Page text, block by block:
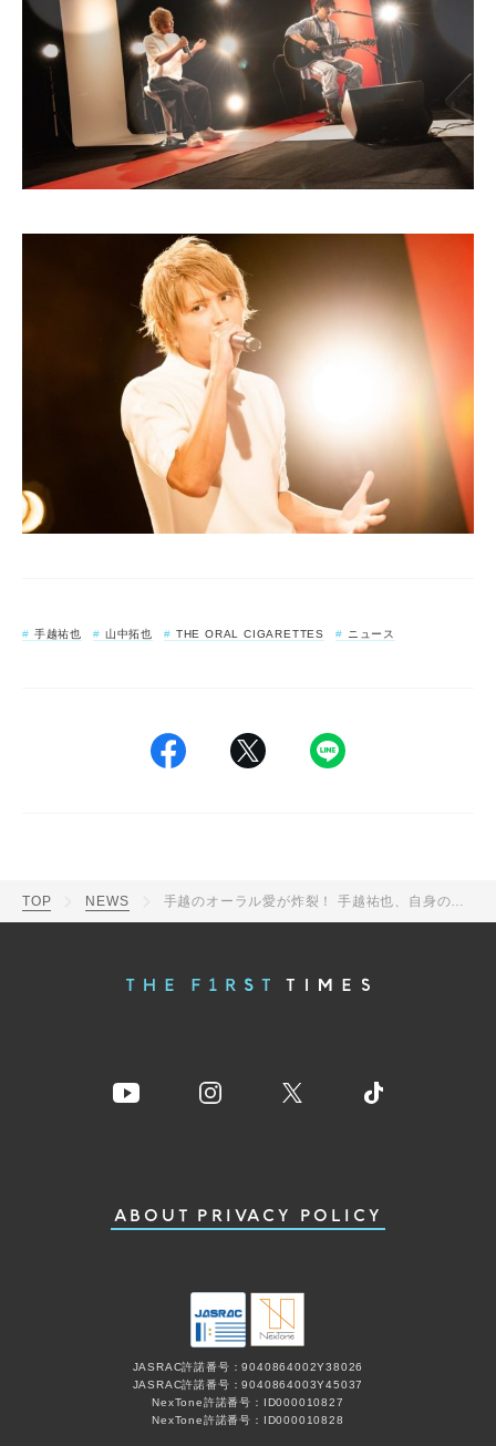
手越祐也 山中拓也 THE ORAL CIGARETTES ニュース
TOP NEWS 手越のオーラル愛が炸裂！ 手越祐也、自身の番組でTHE ORAL CIGARETTES・山中拓也とコラボ
ABOUT PRIVACY POLICY
JASRAC許諾番号：9040864002Y38026
JASRAC許諾番号：9040864003Y45037
NexTone許諾番号：ID000010827
NexTone許諾番号：ID000010828